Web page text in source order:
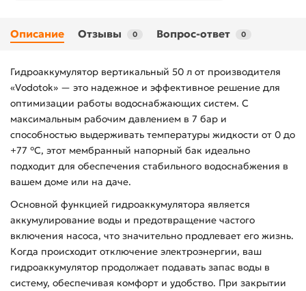
Описание Отзывы 0 Вопрос-ответ 0
Гидроаккумулятор вертикальный 50 л от производителя
«Vodotok» — это надежное и эффективное решение для
оптимизации работы водоснабжающих систем. С
максимальным рабочим давлением в 7 бар и
способностью выдерживать температуры жидкости от 0 до
+77 °C, этот мембранный напорный бак идеально
подходит для обеспечения стабильного водоснабжения в
вашем доме или на даче.
Основной функцией гидроаккумулятора является
аккумулирование воды и предотвращение частого
включения насоса, что значительно продлевает его жизнь.
Когда происходит отключение электроэнергии, ваш
гидроаккумулятор продолжает подавать запас воды в
систему, обеспечивая комфорт и удобство. При закрытии